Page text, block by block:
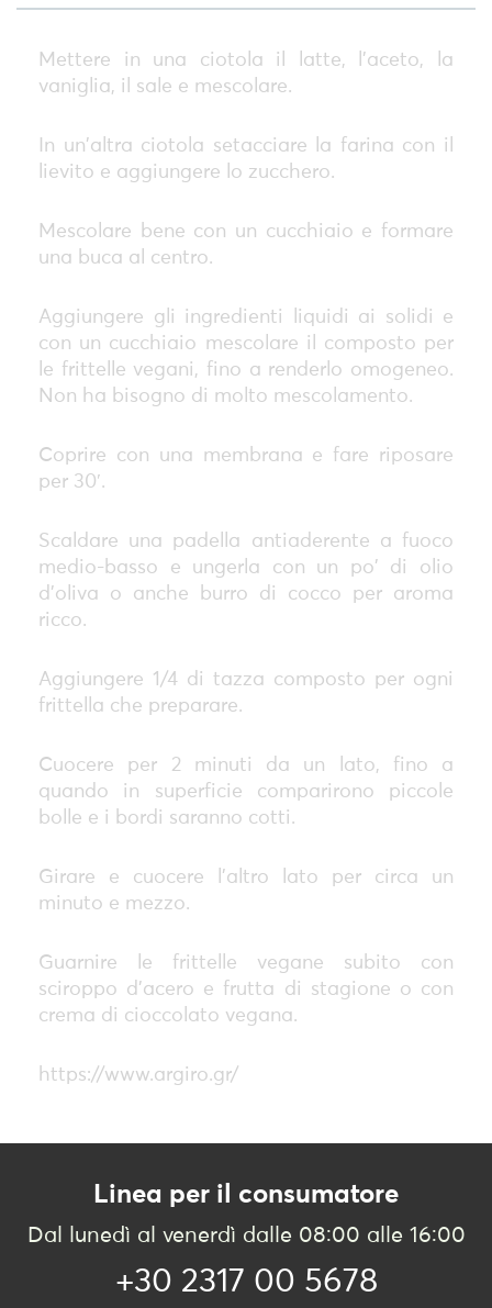
Mettere in una ciotola il latte, l'aceto, la
vaniglia, il sale e mescolare.
In un'altra ciotola setacciare la farina con il
lievito e aggiungere lo zucchero.
Mescolare bene con un cucchiaio e formare
una buca al centro.
Aggiungere gli ingredienti liquidi ai solidi e
con un cucchiaio mescolare il composto per
le frittelle vegani, fino a renderlo omogeneo.
Non ha bisogno di molto mescolamento.
Coprire con una membrana e fare riposare
per 30′.
Scaldare una padella antiaderente a fuoco
medio-basso e ungerla con un po' di olio
d'oliva o anche burro di cocco per aroma
ricco.
Aggiungere 1/4 di tazza composto per ogni
frittella che preparare.
Cuocere per 2 minuti da un lato, fino a
quando in superficie comparirono piccole
bolle e i bordi saranno cotti.
Girare e cuocere l'altro lato per circa un
minuto e mezzo.
Guarnire le frittelle vegane subito con
sciroppo d'acero e frutta di stagione o con
crema di cioccolato vegana.
https://www.argiro.gr/
Linea per il consumatore
Dal lunedì al venerdì dalle 08:00 alle 16:00
+30 2317 00 5678